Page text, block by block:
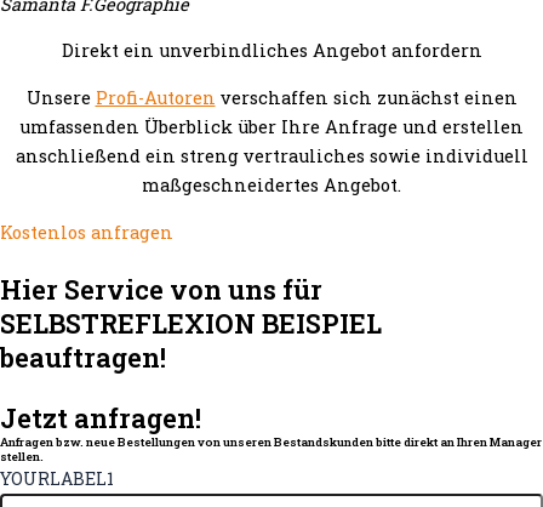
Direkt ein unverbindliches Angebot anfordern
Unsere Profi-Autoren verschaffen sich zunächst einen
umfassenden Überblick über Ihre Anfrage und erstellen
anschließend ein streng vertrauliches sowie individuell
maßgeschneidertes Angebot.
Kostenlos anfragen
Hier Service von uns für
SELBSTREFLEXION BEISPIEL
beauftragen!
Jetzt anfragen!
Anfragen bzw. neue Bestellungen von unseren Bestandskunden bitte direkt an Ihren Manager
stellen.
YOURLABEL1